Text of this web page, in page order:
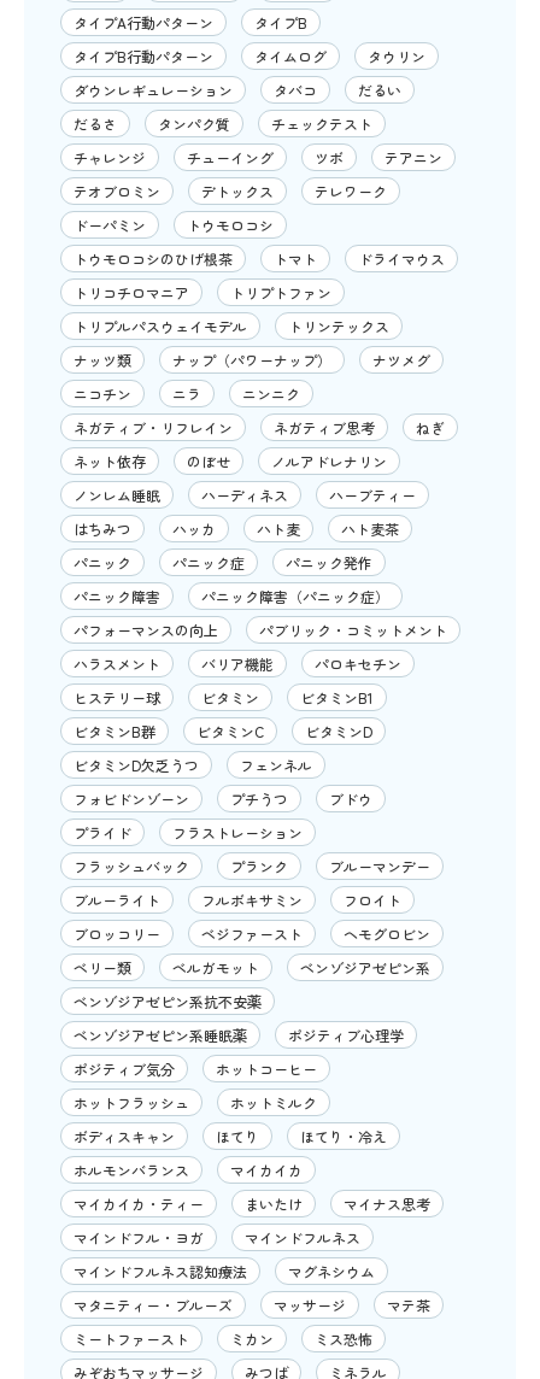
タイプA行動パターン
タイプB
タイプB行動パターン
タイムログ
タウリン
ダウンレギュレーション
タバコ
だるい
だるさ
タンパク質
チェックテスト
チャレンジ
チューイング ツボ
テアニン
テオブロミン
デトックス
テレワーク
ドーパミン
トウモロコシ
トウモロコシのひげ根茶
トマト
ドライマウス
トリコチロマニア
トリプトファン
トリプルパスウェイモデル
トリンテックス
ナッツ類
ナップ（パワーナップ）
ナツメグ
ニコチン
ニラ
ニンニク
ネガティブ・リフレイン
ネガティブ思考
ねぎ
ネット依存
のぼせ
ノルアドレナリン
ノンレム睡眠
ハーディネス
ハーブティー
はちみつ
ハッカ ハト麦
ハト麦茶
パニック
パニック症
パニック発作
パニック障害
パニック障害（パニック症）
パフォーマンスの向上
パブリック・コミットメント
ハラスメント
バリア機能
パロキセチン
ヒステリー球
ビタミン
ビタミンB1
ビタミンB群
ビタミンC
ビタミンD
ビタミンD欠乏うつ
フェンネル
フォビドンゾーン
プチうつ
ブドウ
プライド
フラストレーション
フラッシュバック
プランク
ブルーマンデー
ブルーライト
フルボキサミン
フロイト
ブロッコリー
ベジファースト
ヘモグロビン
ベリー類
ベルガモット
ベンゾジアゼピン系
ベンゾジアゼピン系抗不安薬
ベンゾジアゼピン系睡眠薬
ポジティブ心理学
ポジティブ気分
ホットコーヒー
ホットフラッシュ
ホットミルク
ボディスキャン
ほてり
ほてり・冷え
ホルモンバランス
マイカイカ
マイカイカ・ティー
まいたけ
マイナス思考
マインドフル・ヨガ
マインドフルネス
マインドフルネス認知療法
マグネシウム
マタニティー・ブルーズ
マッサージ
マテ茶
ミートファースト
ミカン
ミス恐怖
みぞおちマッサージ
みつば ミネラル